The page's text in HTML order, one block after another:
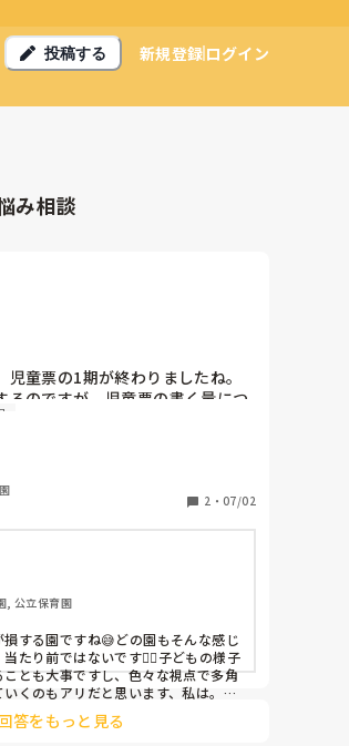
投稿する 新規登録ログイン
み相談
童票の1期が終わりましたね。
るのですが、児童票の書く量につ
。こどものことをなるべく記録に
にされるときつくなると言う理由
減らしてと言われました。また、
童票の量は多く書かないから（時
い）ので周りに量を合わせて欲し
らなくもないですが、以前も事務
りに合わせてと言われた経験があ
か、できる量に対して自分の手を
がしてあまり納得いっていませ
じなのでしょうか？元々営利企業
士には転職をしてなりました。保
か、暗黙の了解があれば教えてく
2 ・ 07/02
, 公立保育園
損する園ですね😅どの園もそんな感じ
たり前ではないです🙅‍♀️子どもの様子
とも大事ですし、色々な視点で多角
くのもアリだと思います、私は。な
かなくていい理由が「周りに合わせる
障りますよね😓私は新人の頃、さかさ
答をもっと見る